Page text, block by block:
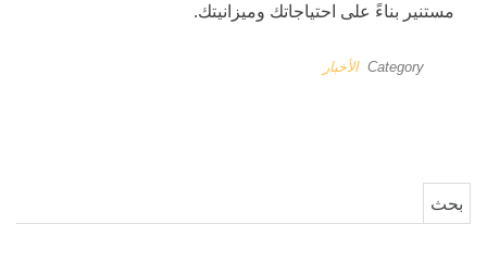
مستنير بناءً على احتياجاتك وميزانيتك.
Category الأخبار